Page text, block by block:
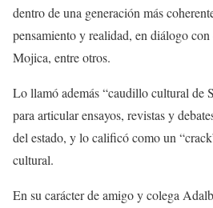
dentro de una generación más
pensamiento y realidad, en diálogo
Mojica, entre otros.
Lo llamó además “caudillo cultural de
para articular ensayos, revistas y
del estado, y lo calificó como un
cultural.
En su carácter de amigo y colega